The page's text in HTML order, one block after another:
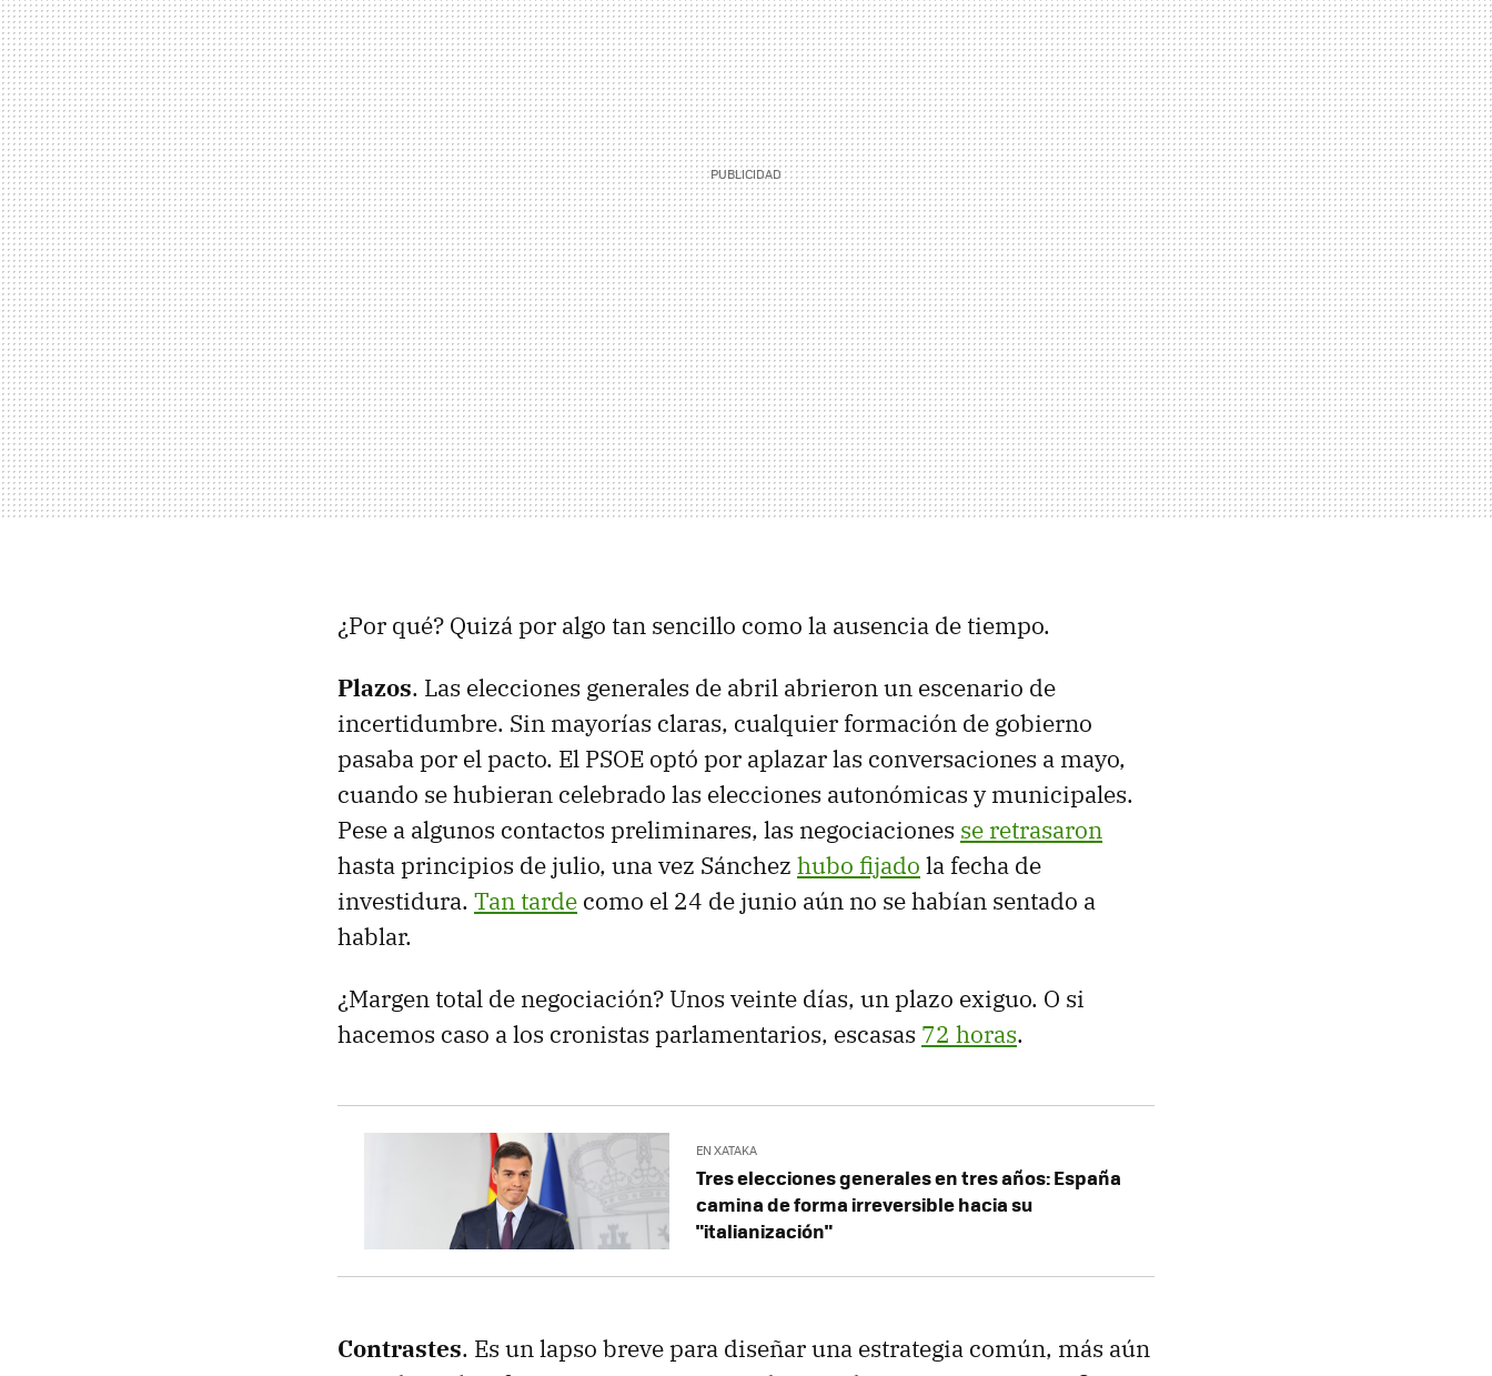
¿Por qué? Quizá por algo tan sencillo como la ausencia de tiempo.
Plazos. Las elecciones generales de abril abrieron un escenario de
incertidumbre. Sin mayorías claras, cualquier formación de gobierno
pasaba por el pacto. El PSOE optó por aplazar las conversaciones a mayo,
cuando se hubieran celebrado las elecciones autonómicas y municipales.
Pese a algunos contactos preliminares, las negociaciones se retrasaron
hasta principios de julio, una vez Sánchez hubo fijado la fecha de
investidura. Tan tarde como el 24 de junio aún no se habían sentado a
hablar.
¿Margen total de negociación? Unos veinte días, un plazo exiguo. O si
hacemos caso a los cronistas parlamentarios, escasas 72 horas.
EN XATAKA
Tres elecciones generales en tres años: España
camina de forma irreversible hacia su
"italianización"
Contrastes. Es un lapso breve para diseñar una estrategia común, más aún